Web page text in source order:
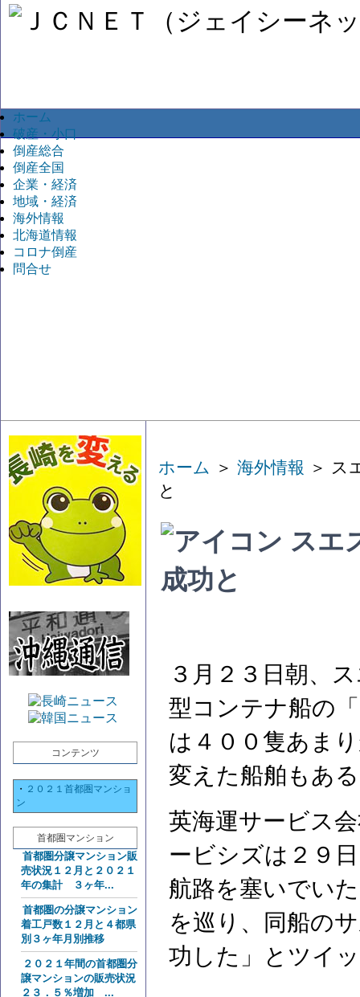
ホーム
破産・小口
倒産総合
倒産全国
企業・経済
地域・経済
海外情報
北海道情報
コロナ倒産
問合せ
コンテンツ
・ ２０２１首都圏マンショ
ン
首都圏マンション
首都圏分譲マンション販
売状況１２月と２０２１
年の集計 ３ヶ年...
首都圏の分譲マンション
着工戸数１２月と４都県
別３ヶ年月別推移
２０２１年間の首都圏分
譲マンションの販売状況
２３．５％増加 ...
ホーム ＞ 海外情報 ＞ ス
と
スエ
成功と
３月２３日朝、
型コンテナ船の
は４００隻あま
変えた船舶もあ
英海運サービス
ービシズは２９
航路を塞いでい
を巡り、同船の
功した」とツイ